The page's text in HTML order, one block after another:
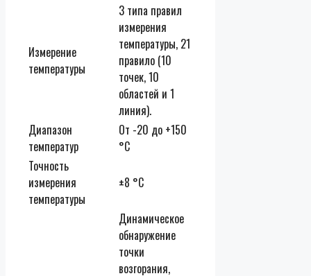
Измерение
температуры
3 типа правил
измерения
температуры, 21
правило (10
точек, 10
областей и 1
линия).
Диапазон
температур
От -20 до +150
°C
Точность
измерения
температуры
±8 °C
Динамическое
обнаружение
точки
возгорания,